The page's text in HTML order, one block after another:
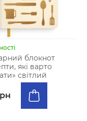
блокнот
які варто
світлий